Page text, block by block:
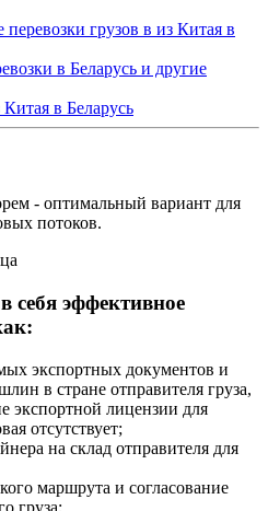
грузов в из Китая в
в Беларусь и другие
в Беларусь
- оптимальный вариант для
потоков.
себя эффективное
экспортных документов и
в стране отправителя груза,
экспортной лицензии для
отсутствует;
на склад отправителя для
маршрута и согласование
груза;